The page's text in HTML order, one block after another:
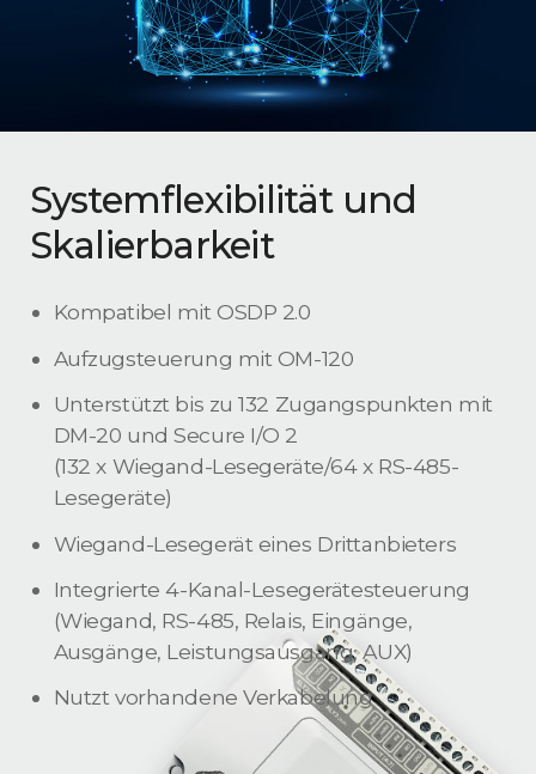
Systemflexibilität und
Skalierbarkeit
Kompatibel mit OSDP 2.0
Aufzugsteuerung mit OM-120
Unterstützt bis zu 132 Zugangspunkten mit
DM-20 und Secure I/O 2
(132 x Wiegand-Lesegeräte/64 x RS-485-
Lesegeräte)
Wiegand-Lesegerät eines Drittanbieters
Integrierte 4-Kanal-Lesegerätesteuerung
(Wiegand, RS-485, Relais, Eingänge,
Ausgänge, Leistungsausgang, AUX)
Nutzt vorhandene Verkabelung